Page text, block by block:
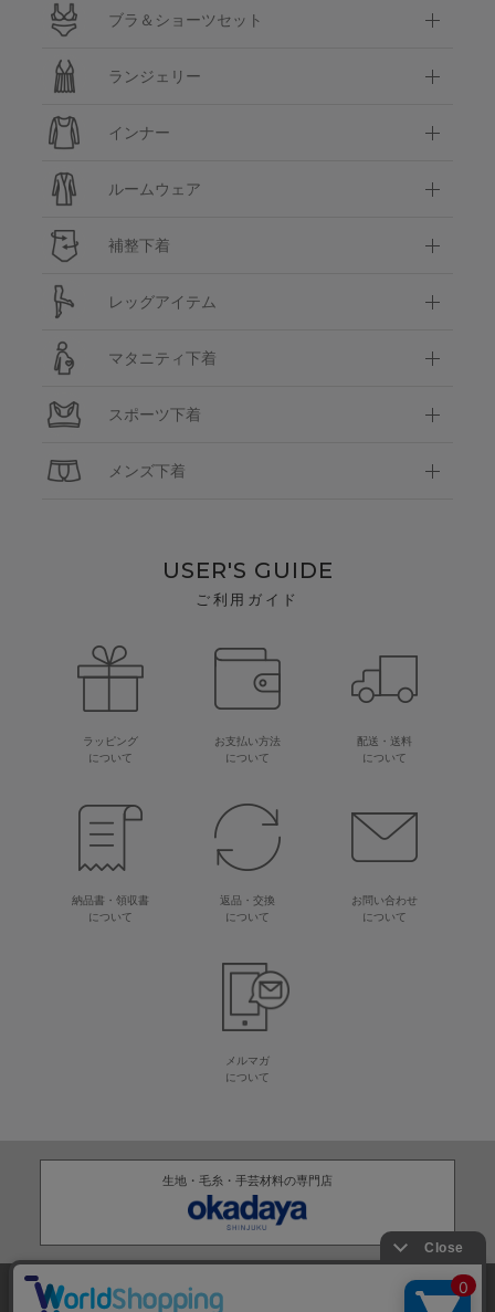
ブラ＆ショーツセット
ランジェリー
インナー
ルームウェア
補整下着
レッグアイテム
マタニティ下着
スポーツ下着
メンズ下着
USER'S GUIDE
ご利用ガイド
ラッピング
について
お支払い方法
について
配送・送料
について
納品書・領収書
について
返品・交換
について
お問い合わせ
について
メルマガ
について
生地・毛糸・手芸材料の専門店
株式会社オカダヤ